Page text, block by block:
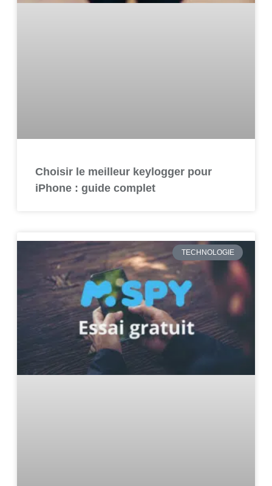
Choisir le meilleur keylogger pour
iPhone : guide complet
TECHNOLOGIE